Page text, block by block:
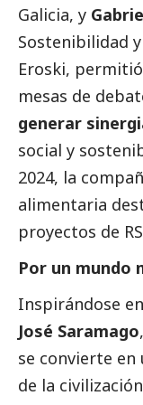
Galicia, y
Sostenibilidad
Eroski,
mesas de
generar
social y
2024, la
alimentaria
proyectos de
Por un mundo
Inspirándose
José Saramago
se convierte
de la